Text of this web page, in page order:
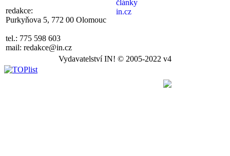
redakce:
Purkyňova 5, 772 00 Olomouc
tel.: 775 598 603
mail: redakce@in.cz
Vydavatelství IN! © 2005-2022 v4